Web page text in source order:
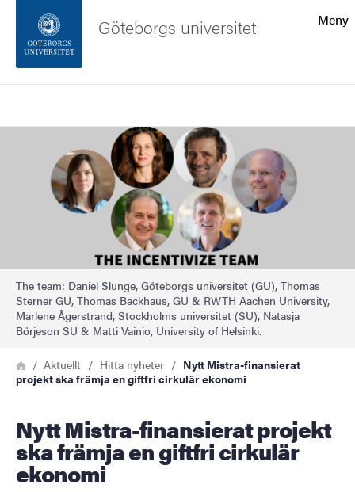
Sidfoten
Om webbplatsen
Meny
Göteborgs universitet
Bild
The team: Daniel Slunge, Göteborgs universitet (GU), Thomas
Sterner GU, Thomas Backhaus, GU & RWTH Aachen University,
Marlene Ågerstrand, Stockholms universitet (SU), Natasja
Börjeson SU & Matti Vainio, University of Helsinki.
Länkstig
HemAktuellt Hitta nyheter
Nytt Mistra-finansierat
projekt ska främja en giftfri cirkulär ekonomi
Nytt Mistra-finansierat projekt
ska främja en giftfri cirkulär
ekonomi